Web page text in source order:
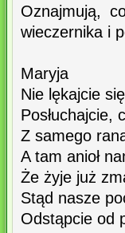
Oznajmują,
wieczernika i
Maryja
Nie lękajcie
Posłuchajcie,
Z samego
A tam anioł
Że żyje już
Stąd nasze
Odstąpcie od